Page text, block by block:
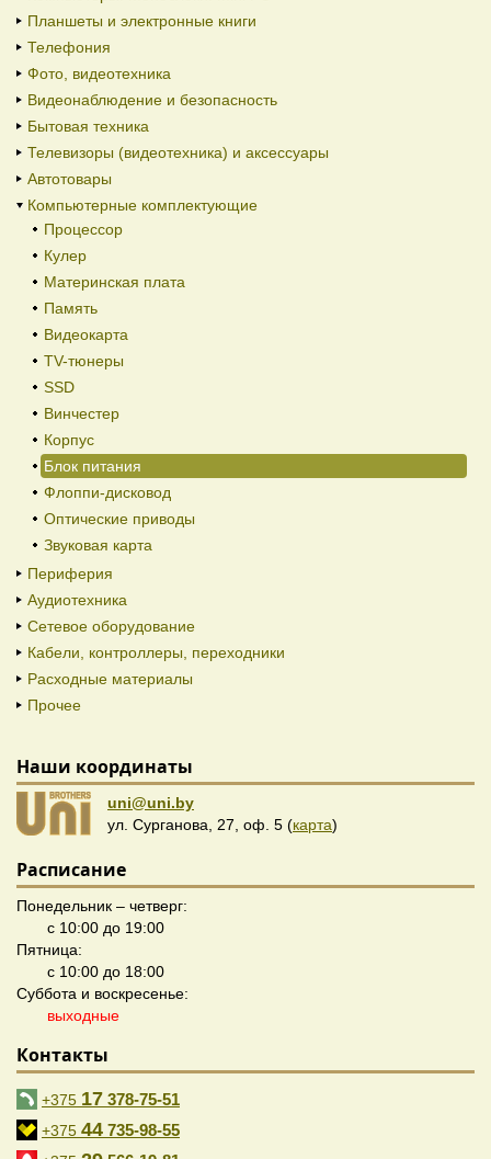
Планшеты и электронные книги
Телефония
Фото, видеотехника
Видеонаблюдение и безопасность
Бытовая техника
Телевизоры (видеотехника) и аксессуары
Автотовары
Компьютерные комплектующие
Процессор
Кулер
Материнская плата
Память
Видеокарта
TV-тюнеры
SSD
Винчестер
Корпус
Блок питания
Флоппи-дисковод
Оптические приводы
Звуковая карта
Периферия
Аудиотехника
Сетевое оборудование
Кабели, контроллеры, переходники
Расходные материалы
Прочее
Наши координаты
uni@uni.by
ул. Сурганова, 27, оф. 5 (карта)
Расписание
Понедельник – четверг:
с 10:00 до 19:00
Пятница:
с 10:00 до 18:00
Суббота и воскресенье:
выходные
Контакты
+375 17 378-75-51
+375 44 735-98-55